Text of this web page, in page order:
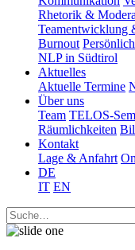
Rhetorik &
Teamentwicklung
Burnout
NLP in Südtirol
Aktuelles
Aktuelle Termine
Über uns
Team TELOS-
Räumlichkeiten
Kontakt
Lage & Anfahrt
DE
IT EN